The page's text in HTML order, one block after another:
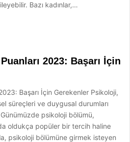
Bazı kadınlar,…
2023: Başarı İçin
Başarı İçin Gerekenler Psikoloji,
süreçleri ve duygusal durumları
psikoloji bölümü,
oldukça popüler bir tercih haline
psikoloji bölümüne girmek isteyen